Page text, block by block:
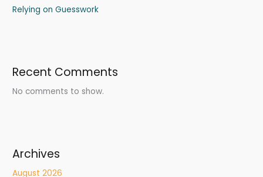
Relying on Guesswork
Recent Comments
No comments to show.
Archives
August 2026